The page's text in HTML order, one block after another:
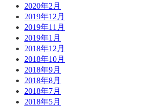
2020年2月
2019年12月
2019年11月
2019年1月
2018年12月
2018年10月
2018年9月
2018年8月
2018年7月
2018年5月